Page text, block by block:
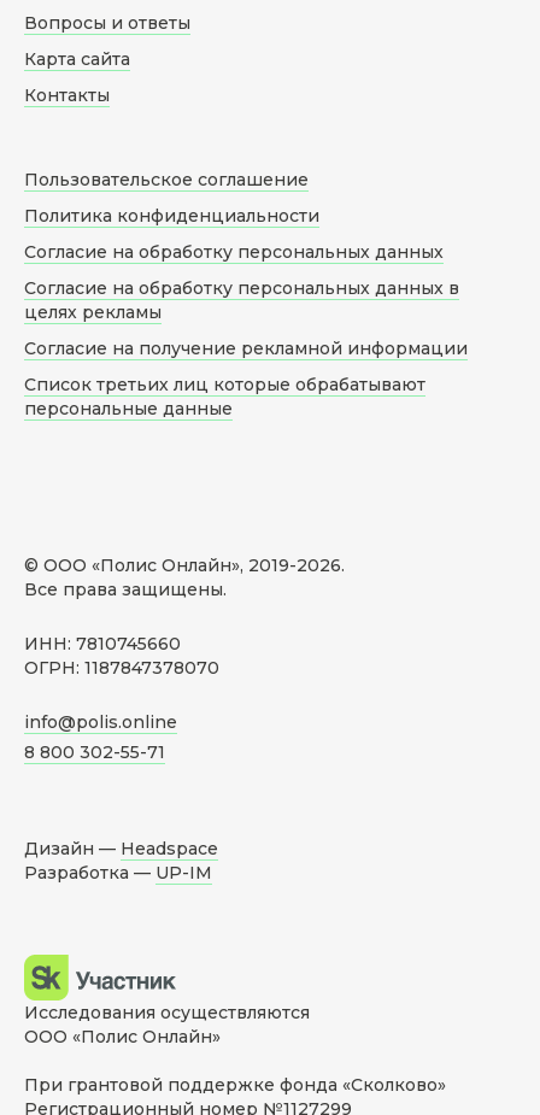
© ООО «Полис Онлайн», 2019-2026.
Все права защищены.
ИНН: 7810745660
ОГРН: 1187847378070
info@polis.online
8 800 302-55-71
Вопросы и ответы
Карта сайта
Контакты
Пользовательское соглашение
Политика конфиденциальности
Согласие на обработку персональных данных
Согласие на обработку персональных данных в
целях рекламы
Согласие на получение рекламной информации
Список третьих лиц которые обрабатывают
персональные данные
Дизайн — Headspace
Разработка — UP-IM
Исследования осуществляются
ООО «Полис Онлайн»
При грантовой поддержке фонда «Сколково»
Регистрационный номер №1127299